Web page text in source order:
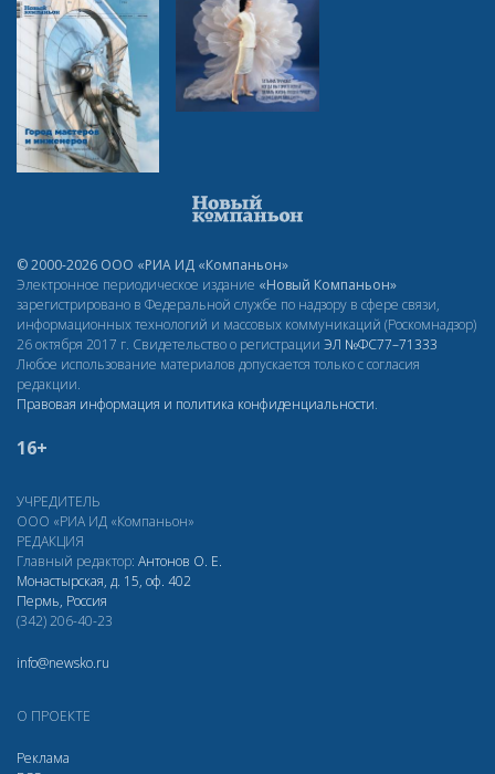
© 2000-2026 ООО «РИА ИД «Компаньон»
Электронное периодическое издание «Новый Компаньон»
зарегистрировано в Федеральной службе по надзору в сфере связи,
информационных технологий и массовых коммуникаций (Роскомнадзор)
26 октября 2017 г. Свидетельство о регистрации ЭЛ №ФС77–71333
Любое использование материалов допускается только с согласия
редакции.
Правовая информация и политика конфиденциальности.
16+
УЧРЕДИТЕЛЬ
ООО «РИА ИД «Компаньон»
РЕДАКЦИЯ
Главный редактор: Антонов О. Е.
Монастырская, д. 15, оф. 402
Пермь, Россия
(342) 206-40-23
info@newsko.ru
О ПРОЕКТЕ
Реклама